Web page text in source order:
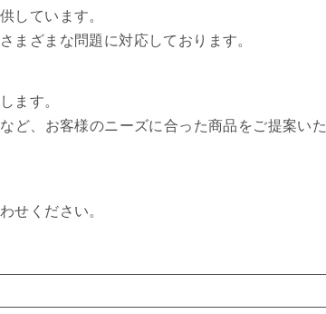
しています。
まざまな問題に対応しております。
ます。
ど、お客様のニーズに合った商品をご提案いた
せください。